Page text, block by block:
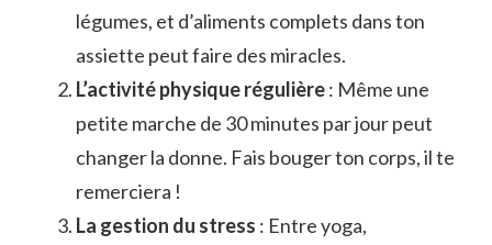
légumes, et d’aliments complets dans ton
assiette peut faire des miracles.
L’activité physique régulière: Même une
petite marche de 30 minutes par jour peut
changer la donne. Fais bouger ton corps, il te
remerciera !
La gestion du stress : Entre yoga,